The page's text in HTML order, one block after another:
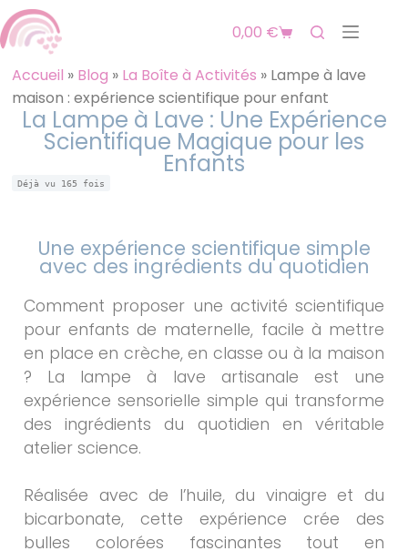
0,00 €
Accueil » Blog » La Boîte à Activités » Lampe à lave
maison : expérience scientifique pour enfant
La Lampe à Lave : Une Expérience
Scientifique Magique pour les
Enfants
Déjà vu 165 fois
Une expérience scientifique simple
avec des ingrédients du quotidien
Comment proposer une activité scientifique
pour enfants de maternelle, facile à mettre
en place en crèche, en classe ou à la maison
? La lampe à lave artisanale est une
expérience sensorielle simple qui transforme
des ingrédients du quotidien en véritable
atelier science.
Réalisée avec de l’huile, du vinaigre et du
bicarbonate, cette expérience crée des
bulles colorées fascinantes tout en